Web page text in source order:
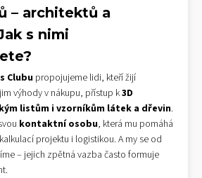
– architektů a
s nimi
Clubupropojujeme lidi, kteří žijí
výhody v nákupu, přístup k3D
listům i vzorníkům látek a dřevin.
kontaktní osobu, která mu pomáhá
projektu i logistikou. A my se od
– jejich zpětná vazba často formuje